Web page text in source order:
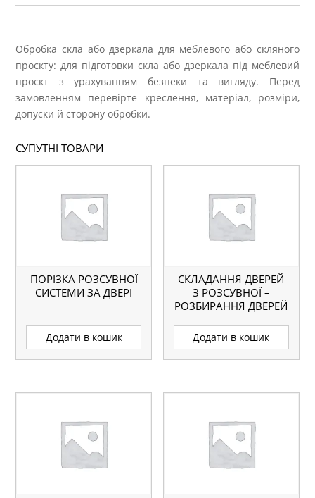
Обробка скла або дзеркала для меблевого або скляного
проєкту: для підготовки скла або дзеркала під меблевий
проєкт з урахуванням безпеки та вигляду. Перед
замовленням перевірте креслення, матеріал, розміри,
допуски й сторону обробки.
СУПУТНІ ТОВАРИ
ПОРІЗКА РОЗСУВНОЇ
СИСТЕМИ ЗА ДВЕРІ
Додати в кошик
СКЛАДАННЯ ДВЕРЕЙ
З РОЗСУВНОЇ –
РОЗБИРАННЯ ДВЕРЕЙ
Додати в кошик